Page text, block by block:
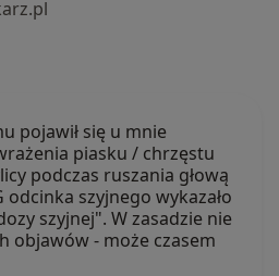
pojawił się u mnie
piasku / chrzęstu
podczas ruszania głową
szyjnego wykazało
szyjnej". W zasadzie nie
objawów - może czasem